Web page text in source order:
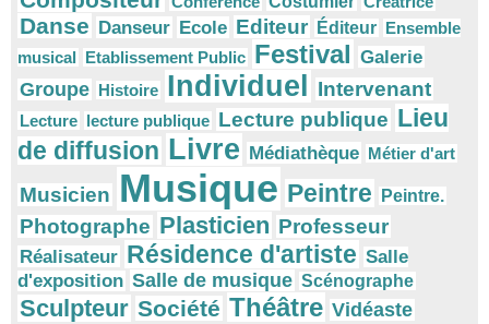
Danse Danseur Ecole Editeur Éditeur Ensemble
musical Etablissement Public Festival Galerie
Groupe Histoire Individuel Intervenant
Lecture lecture publique Lecture publique Lieu
de diffusion Livre Médiathèque Métier d'art
Musicien Musique Peintre Peintre.
Photographe Plasticien Professeur
Réalisateur Résidence d'artiste Salle
d'exposition Salle de musique Scénographe
Sculpteur Société Théâtre Vidéaste